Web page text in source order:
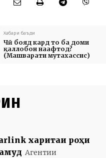
Хабари баъди
Чӣ бояд кард то ба доми
қаллобон наафтод?
(Машварати мутахассис)
харитаи роҳи
Агентии